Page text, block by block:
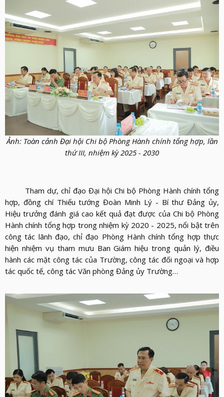
KHOA
HỌC
XÂY
DỰNG
LỰC
THƯ
VIỆN
VIDEO
LIÊN
HỆ
Ảnh: Toàn cảnh Đại hội Chi bộ Phòng Hành chính tổng hợp, lần
thứ III, nhiệm kỳ 2025 - 2030
Tham dự, chỉ đạo Đại hội Chi bộ Phòng Hành chính tổng
hợp, đồng chí Thiếu tướng Đoàn Minh Lý - Bí thư Đảng ủy,
Hiệu trưởng đánh giá cao kết quả đạt được của Chi bộ Phòng
Hành chính tổng hợp trong nhiệm kỳ 2020 - 2025, nổi bật trên
công tác lãnh đạo, chỉ đạo Phòng Hành chính tổng hợp thực
hiện nhiệm vụ tham mưu Ban Giám hiệu trong quản lý, điều
hành các mặt công tác của Trường, công tác đối ngoại và hợp
tác quốc tế, công tác Văn phòng Đảng ủy Trường…